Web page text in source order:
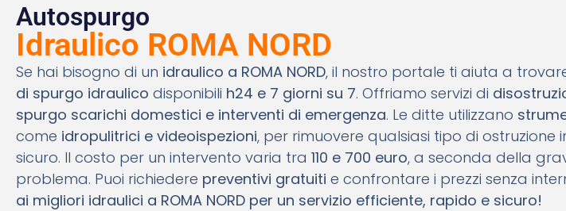
Autospurgo
Idraulico ROMA NORD
Se hai bisogno di un idraulico a ROMA NORD, il nostro portale ti aiuta a
di spurgo idraulico disponibili h24 e 7 giorni su 7. Offriamo servizi di
spurgo scarichi domestici e interventi di emergenza. Le ditte utilizzano
come idropulitrici e videoispezioni, per rimuovere qualsiasi tipo di ostruzione
sicuro. Il costo per un intervento varia tra 110 e 700 euro, a seconda della
problema. Puoi richiedere preventivi gratuiti e confrontare i prezzi senza
ai migliori idraulici a ROMA NORD per un servizio efficiente, rapido e sicuro!